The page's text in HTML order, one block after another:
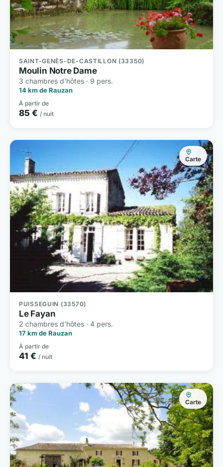
SAINT-GENÈS-DE-CASTILLON (33350)
Moulin Notre Dame
3 chambres d'hôtes · 9 pers.
14 km de Rauzan
À partir de
85 € / nuit
Carte
PUISSEGUIN (33570)
Le Fayan
2 chambres d'hôtes · 4 pers.
17 km de Rauzan
À partir de
41 € / nuit
Carte